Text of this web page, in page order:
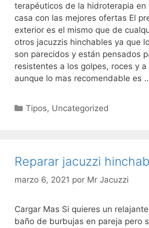
terapéuticos de la hidroterapia en
casa con las mejores ofertas El
exterior es el mismo que de
otros jacuzzis hinchables ya que
son parecidos y están pensados
resistentes a los golpes, roces y
aunque lo mas recomendable es
Categorías
Tipos, Uncategorized
Reparar jacuzzi
marzo 6, 2021 por Mr Jacuzzi
Cargar Mas Si quieres un
baño de burbujas en pareja pero